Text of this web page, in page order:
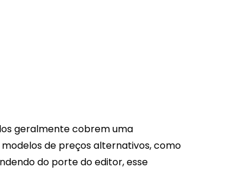
geralmente cobrem uma
de preços alternativos, como
do porte do editor, esse